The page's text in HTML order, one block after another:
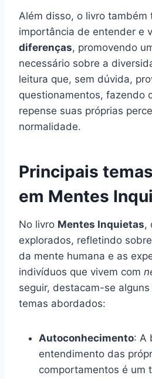
Além disso, o livro também
importância de entender e
diferenças, promovendo
necessário sobre a
leitura que, sem dúvida,
questionamentos, fazendo
repense suas próprias
normalidade.
Principais
em Mentes
No livro Mentes Inquietas,
explorados, refletindo
da mente humana e as
indivíduos que vivem com
seguir, destacam-se
temas abordados:
Autoconhecimento: A
entendimento das
comportamentos é um